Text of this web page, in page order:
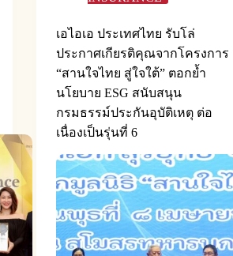
เอไอเอ ประเทศไทย รับโล่
ประกาศเกียรติคุณจากโครงการ
“สานใจไทย สู่ใจใต้” ตอกย้ำ
นโยบาย ESG สนับสนุน
กรมธรรม์ประกันอุบัติเหตุ ต่อ
เนื่องเป็นรุ่นที่ 6